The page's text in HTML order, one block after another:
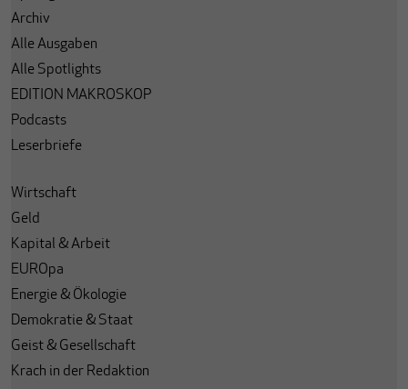
Archiv
Alle Ausgaben
Alle Spotlights
EDITION MAKROSKOP
Podcasts
Leserbriefe
Wirtschaft
Geld
Kapital & Arbeit
EUROpa
Energie & Ökologie
Demokratie & Staat
Geist & Gesellschaft
Krach in der Redaktion